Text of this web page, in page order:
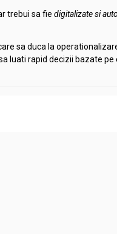
trebui sa fie digitalizate si
sa duca la
sa luati rapid decizii bazate